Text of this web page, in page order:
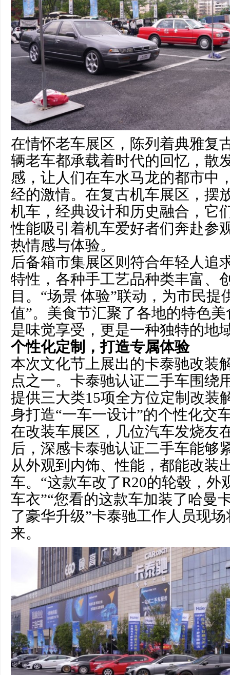
在情怀老车展区，陈列着典雅复
辆老车都承载着时代的回忆，散
感，让人们在车水马龙的都市中
经的激情。在复古机车展区，摆
机车，经典设计和历史融合，它
性能吸引着机车爱好者们奔赴参
热情感与体验。
后备箱市集展区则符合年轻人追
特性，各种手工艺品种类丰富、
目。“场景 体验”联动，为市民提
值”。美食节汇聚了各地的特色
是味觉享受，更是一种独特的地
个性化定制，打造专属体验
本次文化节上展出的卡泰驰改装
点之一。卡泰驰认证二手车围绕
提供三大类15项全方位定制改装
身打造“一车一设计”的个性化交
在改装车展区，几位汽车发烧友
后，深感卡泰驰认证二手车能够
从外观到内饰、性能，都能改装
车。“这款车改了R20的轮毂，外
车衣”“您看的这款车加装了哈曼
了豪华升级”卡泰驰工作人员现
来。